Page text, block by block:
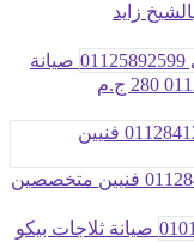
زايد
صيانة
280 ج.م
أفضل مركز صيانة غسالات بأسيوط 01128412648 فنيين متخصصين
صيانة ثلاجات بيكو